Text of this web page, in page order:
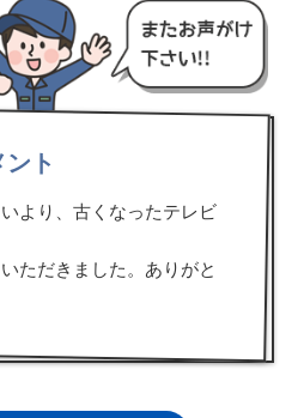
ト
より、古くなったテレビ
ただきました。ありがと